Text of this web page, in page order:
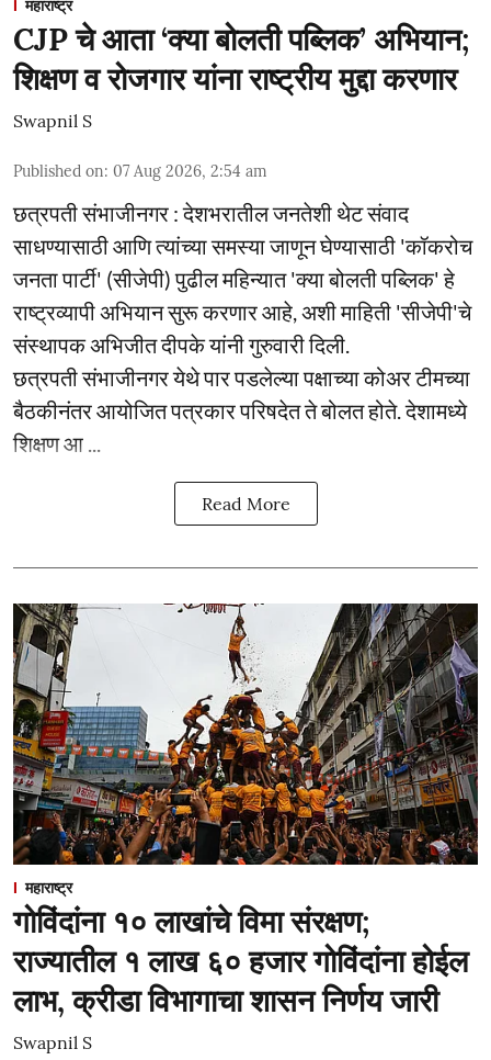
महाराष्ट्र
CJP चे आता ‘क्या बोलती पब्लिक’ अभियान;
शिक्षण व रोजगार यांना राष्ट्रीय मुद्दा करणार
Swapnil S
Published on: 07 Aug 2026, 2:54 am
छत्रपती संभाजीनगर : देशभरातील जनतेशी थेट संवाद
साधण्यासाठी आणि त्यांच्या समस्या जाणून घेण्यासाठी 'कॉकरोच
जनता पार्टी' (सीजेपी) पुढील महिन्यात 'क्या बोलती पब्लिक' हे
राष्ट्रव्यापी अभियान सुरू करणार आहे, अशी माहिती 'सीजेपी'चे
संस्थापक अभिजीत दीपके यांनी गुरुवारी दिली.
छत्रपती संभाजीनगर येथे पार पडलेल्या पक्षाच्या कोअर टीमच्या
बैठकीनंतर आयोजित पत्रकार परिषदेत ते बोलत होते. देशामध्ये
शिक्षण आ ...
Read More
महाराष्ट्र
गोविंदांना १० लाखांचे विमा संरक्षण;
राज्यातील १ लाख ६० हजार गोविंदांना होईल
लाभ, क्रीडा विभागाचा शासन निर्णय जारी
Swapnil S